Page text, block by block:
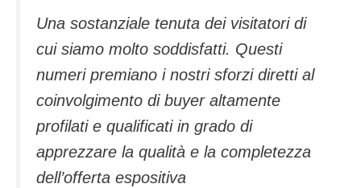
Una sostanziale tenuta dei visitatori di
cui siamo molto soddisfatti. Questi
numeri premiano i nostri sforzi diretti al
coinvolgimento di buyer altamente
profilati e qualificati in grado di
apprezzare la qualità e la completezza
dell’offerta espositiva